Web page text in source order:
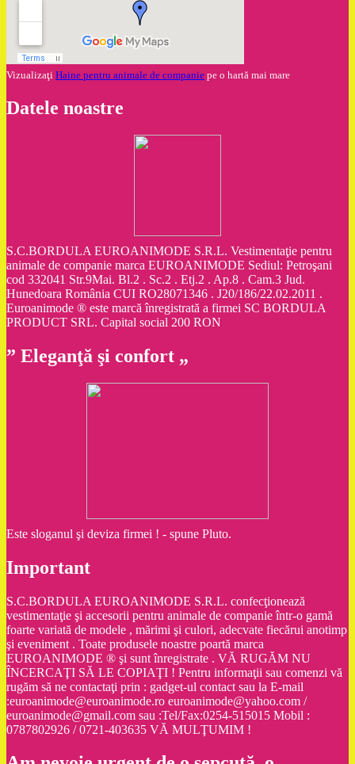
Vizualizaţi Haine pentru animale de companie pe o hartă mai mare
Datele noastre
S.C.BORDULA EUROANIMODE S.R.L. Vestimentaţie pentru
animale de companie marca EUROANIMODE Sediul: Petroşani
cod 332041 Str.9Mai. Bl.2 . Sc.2 . Etj.2 . Ap.8 . Cam.3 Jud.
Hunedoara România CUI RO28071346 . J20/186/22.02.2011 .
Euroanimode ® este marcă înregistrată a firmei SC BORDULA
PRODUCT SRL. Capital social 200 RON
” Eleganţă şi confort „
Este sloganul şi deviza firmei ! - spune Pluto.
Important
S.C.BORDULA EUROANIMODE S.R.L. confecţionează
vestimentaţie şi accesorii pentru animale de companie într-o gamă
foarte variată de modele , mărimi şi culori, adecvate fiecărui anotimp
şi eveniment . Toate produsele noastre poartă marca
EUROANIMODE ® şi sunt înregistrate . VĂ RUGĂM NU
ÎNCERCAŢI SĂ LE COPIAŢI ! Pentru informaţii sau comenzi vă
rugăm să ne contactaţi prin : gadget-ul contact sau la E-mail
:euroanimode@euroanimode.ro euroanimode@yahoo.com /
euroanimode@gmail.com sau :Tel/Fax:0254-515015 Mobil :
0787802926 / 0721-403635 VĂ MULŢUMIM !